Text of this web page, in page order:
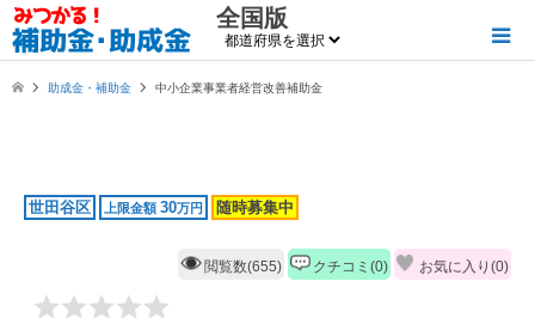
全国版
助成金・補助金 中小企業事業者経営改善補助金
世田谷区 上限金額 30万円 随時募集中
閲覧数(655) クチコミ(0) お気に入り(0)